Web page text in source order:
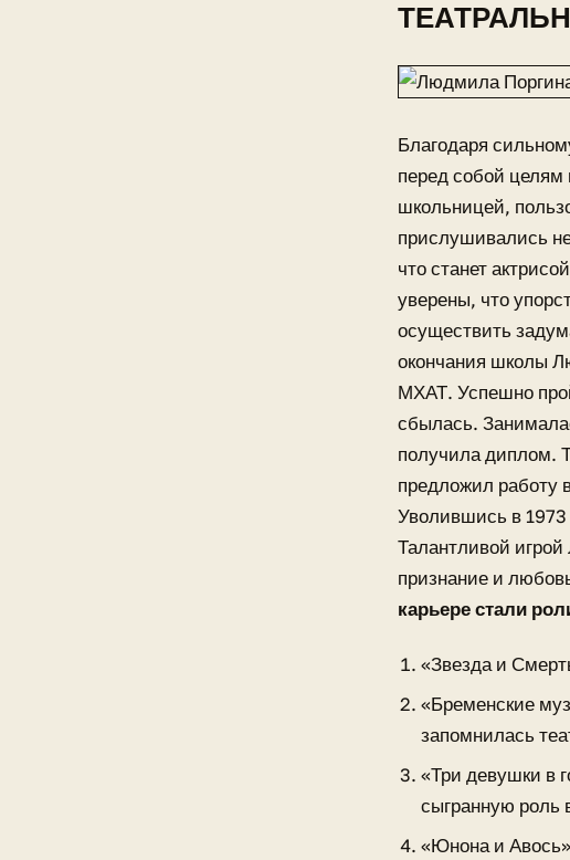
Благодаря
перед собой целям
школьницей,
прислушивались
что станет
уверены, что
осуществить
окончания школы
МХАТ. Успешно
сбылась.
получила диплом.
предложил работу
Уволившись в 1973
Талантливой
признание и
карьере стали
«Звезда и
«Бременские
запомнилась
«Три девушки в
сыгранную
«Юнона и